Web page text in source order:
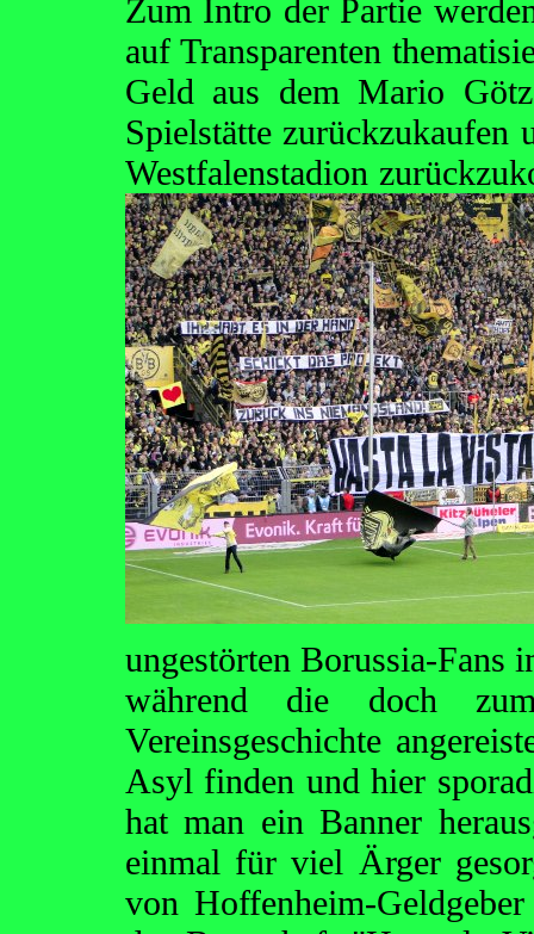
Zum Intro der Partie
auf Transparenten
Geld aus dem Mario
Spielstätte
Westfalenstadion
ungestörten Borussia-Fans
während die doch
Vereinsgeschichte
Asyl finden und hier
hat man ein Banner
einmal für viel Ärger
von Hoffenheim-